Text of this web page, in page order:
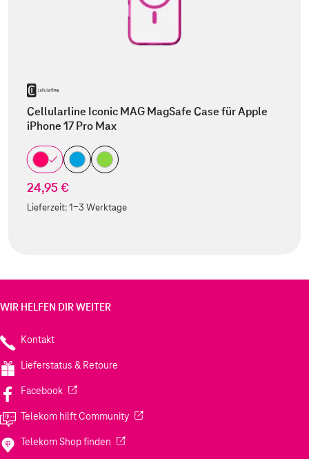
Cellularline Iconic MAG MagSafe Case für Apple
iPhone 17 Pro Max
24,95 €
Lieferzeit:1-3 Werktage
WIR HELFEN DIR WEITER
Kontakt
Lieferstatus & Retoure
Facebook(Wird in einem neuen Tab geöffnet)
Telekom hilft Community(Wird in einem neuen Tab geöffnet)
Telekom Shop finden (Wird in einem neuen Tab geöffnet)